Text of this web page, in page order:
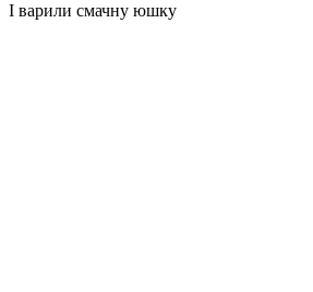
І варили смачну юшку